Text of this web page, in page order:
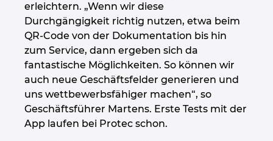
erleichtern. „Wenn wir diese
Durchgängigkeit richtig nutzen, etwa beim
QR-Code von der Dokumentation bis hin
zum Service, dann ergeben sich da
fantastische Möglichkeiten. So können wir
auch neue Geschäftsfelder generieren und
uns wettbewerbsfähiger machen“, so
Geschäftsführer Martens. Erste Tests mit der
App laufen bei Protec schon.